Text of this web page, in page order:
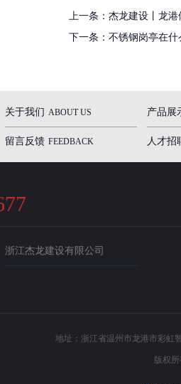
上一条： 杰龙建设丨龙
下一条： 不锈钢岗亭在
关于我们 ABOUT US 产品展
留言反馈 FEEDBACK 人才招
浙江杰龙建设有限公司
地址：浙江省温州市龙港市彩
版权